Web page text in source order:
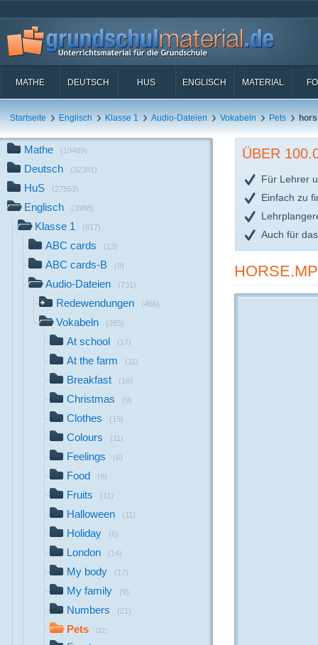
MATHE DEUTSCH HUS ENGLISCH MATERIAL
Startseite Englisch Klasse 1 Audio-Dateien Vokabeln Pets
Mathe (19489)
Deutsch (32381)
HuS (27853)
Englisch (3988)
Klasse 1 (817)
ABC cards (13)
ABC cards-B (9)
Audio-Dateien (731)
Redewendungen (466)
Vokabeln (265)
At school (17)
At the farm (11)
Breakfast (16)
Christmas (9)
Clothes (19)
Colours (11)
Feelings (6)
Food (8)
Fruits (11)
Halloween (11)
Holiday (6)
London (14)
My body (17)
My family (9)
Numbers (21)
Pets (12)
ÜBER
Für Lehrer
Einfach zu
Auch für